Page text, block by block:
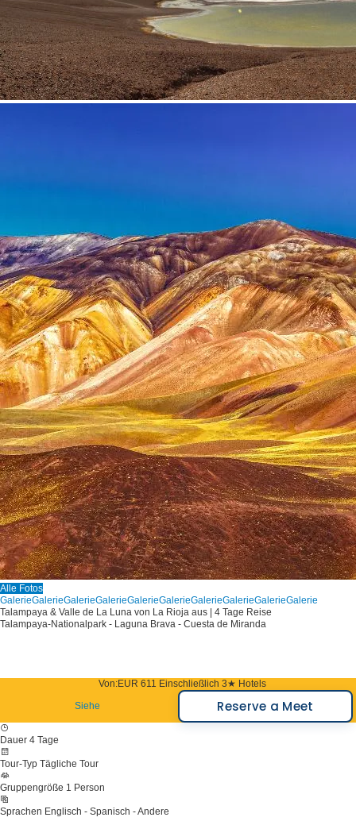
Alle Fotos
GalerieGalerieGalerieGalerieGalerieGalerieGalerieGalerieGalerieGalerie
Talampaya & Valle de La Luna von La Rioja aus | 4 Tage Reise
Talampaya-Nationalpark - Laguna Brava - Cuesta de Miranda
Von:EUR 611 Einschließlich 3★ Hotels
Siehe
Reserve a Meet
Dauer 4 Tage
Tour-Typ Tägliche Tour
Gruppengröße 1 Person
Sprachen Englisch - Spanisch - Andere